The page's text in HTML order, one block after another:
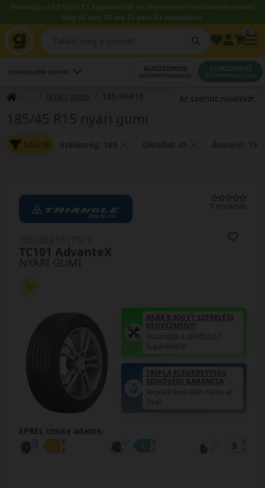
Használja a LENDÜLET kuponkódot és szereltessen kedvezményesen!
Még 55 nap 03 óra 33 perc 03 másodperc.
LEGKÖZELEBBI SZERVIZ AUTÓSZERVIZ
IDŐPONTFOGLALÁS
GUMISZERVIZ
IDŐPONTFOGLALÁS
Nyári gumi
185/45 R15 nyári gumi
Szűrők
0 értékelés
NYÁRI GUMI
TC101 AdvanteX
AKÁR 8.000 FT SZERELÉSI
KEDVEZMÉNY!
Használja a LENDÜLET
kuponkódot!
TRIPLA ELÉGEDETTSÉG
MINŐSÉGI GARANCIA
Regisztráció után máris az
Öné!
EPREL cimke adatok: